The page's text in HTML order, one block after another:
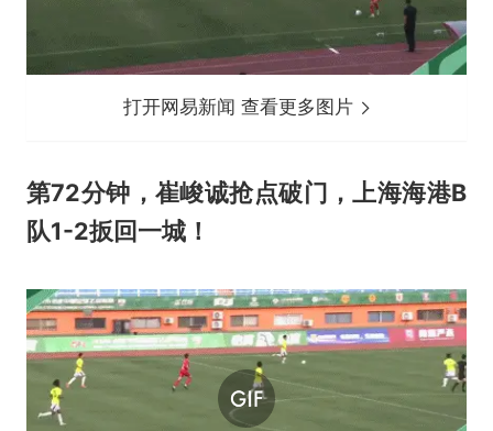
打开网易新闻 查看更多图片
第72分钟，崔峻诚抢点破门，上海海港B
队1-2扳回一城！